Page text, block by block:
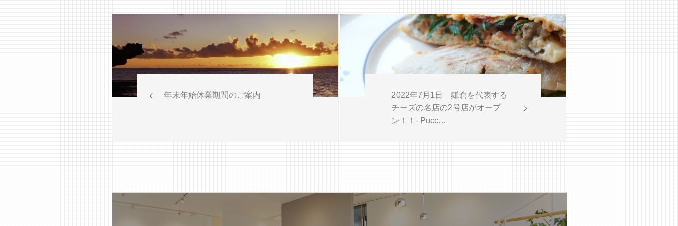
年末年始休業期間のご案内
2022年7月1日 鎌倉を代表する
チーズの名店の2号店がオープ
ン！！- Pucc…